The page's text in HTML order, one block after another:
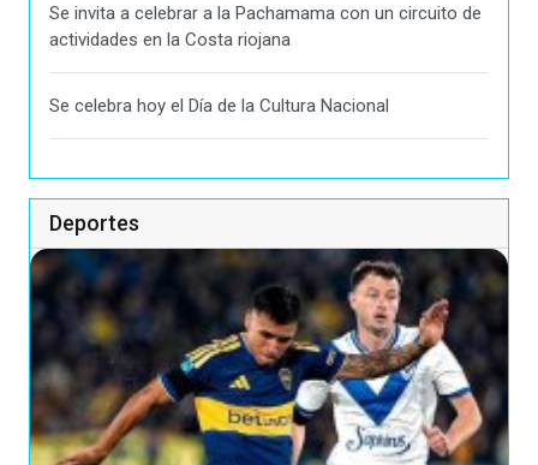
Se invita a celebrar a la Pachamama con un circuito de
actividades en la Costa riojana
Se celebra hoy el Día de la Cultura Nacional
Deportes